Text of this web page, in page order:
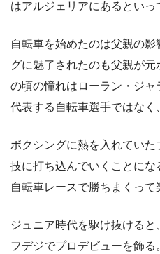
はアルジェリアにあるといっ
自転車を始めたのは父親の
グに魅了されたのも父親が
の頃の憧れはローラン・ジ
代表する自転車選手ではなく
ボクシングに熱を入れてい
技に打ち込んでいくことに
自転車レースで勝ちまくって
ジュニア時代を駆け抜ける
フデジでプロデビューを飾